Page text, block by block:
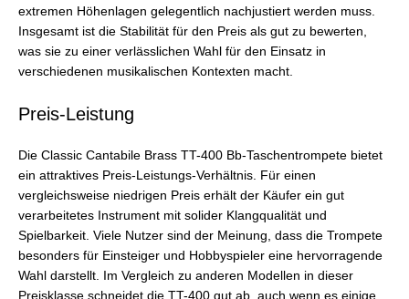
extremen Höhenlagen gelegentlich nachjustiert werden muss.
Insgesamt ist die Stabilität für den Preis als gut zu bewerten,
was sie zu einer verlässlichen Wahl für den Einsatz in
verschiedenen musikalischen Kontexten macht.
Preis-Leistung
Die Classic Cantabile Brass TT-400 Bb-Taschentrompete bietet
ein attraktives Preis-Leistungs-Verhältnis. Für einen
vergleichsweise niedrigen Preis erhält der Käufer ein gut
verarbeitetes Instrument mit solider Klangqualität und
Spielbarkeit. Viele Nutzer sind der Meinung, dass die Trompete
besonders für Einsteiger und Hobbyspieler eine hervorragende
Wahl darstellt. Im Vergleich zu anderen Modellen in dieser
Preisklasse schneidet die TT-400 gut ab, auch wenn es einige